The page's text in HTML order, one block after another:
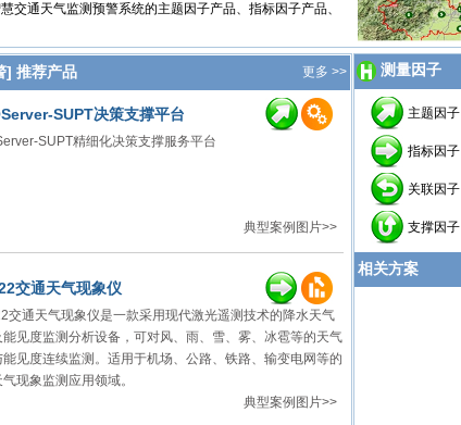
通天气监测预警系统的主题因子产品、指标因子产品、
] 推荐产品 更多 >>
SUPT决策支撑平台
SUPT精细化决策支撑服务平台
典型案例图片>>
交通天气现象仪
交通天气现象仪是一款采用现代激光遥测技术的降水天气
能见度监测分析设备，可对风、雨、雪、雾、冰雹等的天气
能见度连续监测。适用于机场、公路、铁路、输变电网等的
现象监测应用领域。
典型案例图片>>
测量因子
主题因子
指标因子
关联因子
支撑因子
相关方案